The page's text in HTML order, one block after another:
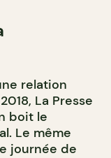
relation
La Presse
boit le
Le même
journée de